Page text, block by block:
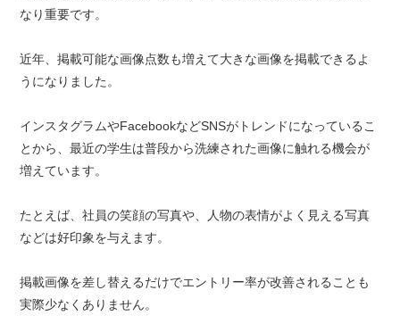
なり重要です。
近年、掲載可能な画像点数も増えて大きな画像を掲載できるよ
うになりました。
インスタグラムやFacebookなどSNSがトレンドになっているこ
とから、最近の学生は普段から洗練された画像に触れる機会が
増えています。
たとえば、社員の笑顔の写真や、人物の表情がよく見える写真
などは好印象を与えます。
掲載画像を差し替えるだけでエントリー率が改善されることも
実際少なくありません。